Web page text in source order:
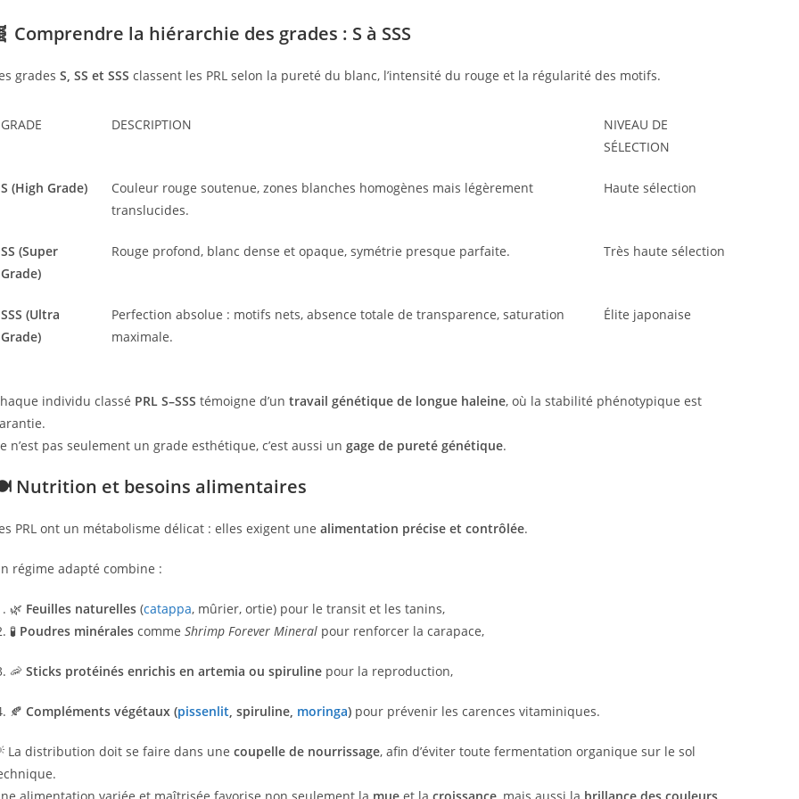
Comprendre la hiérarchie des grades : S à SSS
grades S, SS et SSS classent les PRL selon la pureté du blanc, l’intensité du rouge et la régularité des motifs.
GRADE DESCRIPTION
NIVEAU DE
SÉLECTION
S (High Grade)
Couleur rouge soutenue, zones blanches homogènes mais légèrement
translucides.
Haute sélection
SS (Super
Grade)
Rouge profond, blanc dense et opaque, symétrie presque parfaite. Très haute sélection
SSS (Ultra
Grade)
Perfection absolue : motifs nets, absence totale de transparence, saturation
maximale.
Élite japonaise
individu classé PRL S–SSS témoigne d’un travail génétique de longue haleine, où la stabilité phénotypique est
n’est pas seulement un grade esthétique, c’est aussi un gage de pureté génétique.
Nutrition et besoins alimentaires
PRL ont un métabolisme délicat : elles exigent une alimentation précise et contrôlée.
régime adapté combine :
🌿 Feuilles naturelles (catappa, mûrier, ortie) pour le transit et les tanins,
🧪 Poudres minérales comme Shrimp Forever Mineral pour renforcer la carapace,
🦐 Sticks protéinés enrichis en artemia ou spiruline pour la reproduction,
🍂 Compléments végétaux (pissenlit, spiruline, moringa) pour prévenir les carences vitaminiques.
La distribution doit se faire dans une coupelle de nourrissage, afin d’éviter toute fermentation organique sur le sol